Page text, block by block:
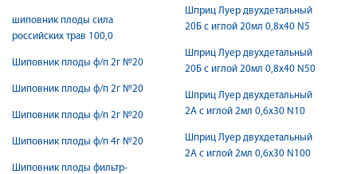
шиповник плоды сила
российских трав 100,0
Шиповник плоды ф/п 2г №20
Шиповник плоды ф/п 2г №20
Шиповник плоды ф/п 2г №20
Шиповник плоды ф/п 4г №20
Шиповник плоды фильтр-
Шприц Луер двухдетальный
20Б с иглой 20мл 0,8х40 N5
Шприц Луер двухдетальный
20Б с иглой 20мл 0,8х40 N50
Шприц Луер двухдетальный
2А с иглой 2мл 0,6х30 N10
Шприц Луер двухдетальный
2А с иглой 2мл 0,6х30 N100